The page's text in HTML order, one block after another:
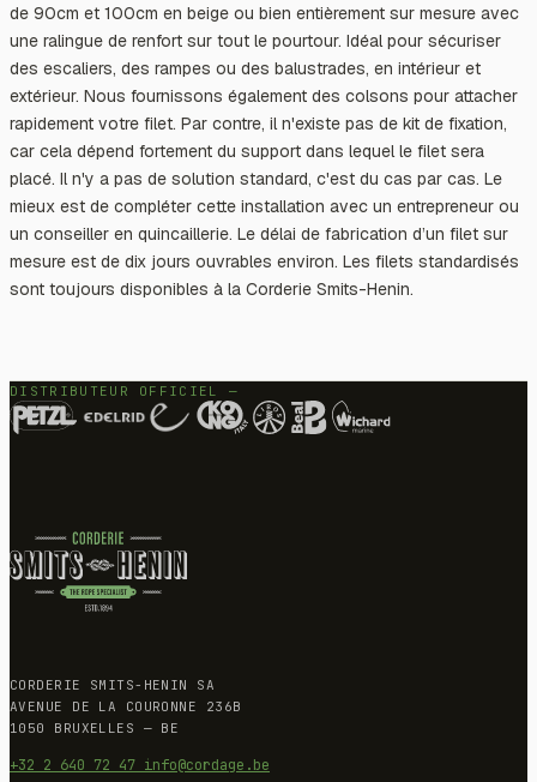
de 90cm et 100cm en beige ou bien entièrement sur mesure avec
une ralingue de renfort sur tout le pourtour. Idéal pour sécuriser
des escaliers, des rampes ou des balustrades, en intérieur et
extérieur. Nous fournissons également des colsons pour attacher
rapidement votre filet. Par contre, il n'existe pas de kit de fixation,
car cela dépend fortement du support dans lequel le filet sera
placé. Il n'y a pas de solution standard, c'est du cas par cas. Le
mieux est de compléter cette installation avec un entrepreneur ou
un conseiller en quincaillerie. Le délai de fabrication d’un filet sur
mesure est de dix jours ouvrables environ. Les filets standardisés
sont toujours disponibles à la Corderie Smits-Henin.
DISTRIBUTEUR OFFICIEL —
CORDERIE SMITS-HENIN SA
AVENUE DE LA COURONNE 236B
1050 BRUXELLES — BE
+32 2 640 72 47 info@cordage.be